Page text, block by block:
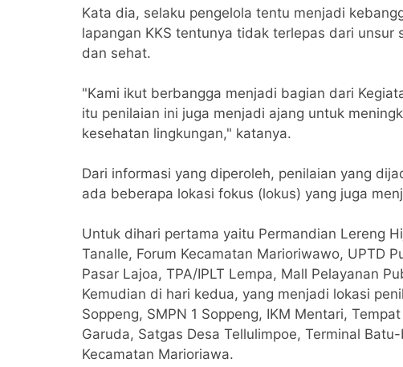
Kata dia, selaku pengelola tentu menjadi
lapangan KKS tentunya tidak terlepas dari
dan sehat.
"Kami ikut berbangga menjadi bagian dari
itu penilaian ini juga menjadi ajang untuk
kesehatan lingkungan," katanya.
Dari informasi yang diperoleh, penilaian yang
ada beberapa lokasi fokus (lokus) yang juga
Untuk dihari pertama yaitu Permandian Lereng
Tanalle, Forum Kecamatan Marioriwawo, UPTD
Pasar Lajoa, TPA/IPLT Lempa, Mall Pelayanan
Kemudian di hari kedua, yang menjadi lokasi
Soppeng, SMPN 1 Soppeng, IKM Mentari,
Garuda, Satgas Desa Tellulimpoe, Terminal
Kecamatan Marioriawa.